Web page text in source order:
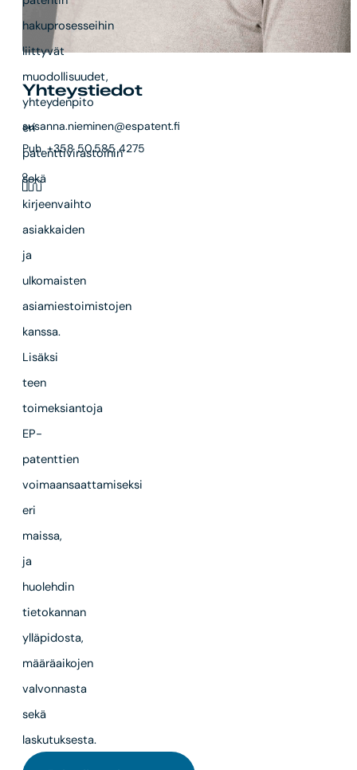
Yhteystiedot
susanna.nieminen@espatent.fi
Puh. +358 50 585 4275
hakuprosesseihin
liittyvät
muodollisuudet,
yhteydenpito
eri
patenttivirastoihin
sekä
kirjeenvaihto
asiakkaiden
ja
ulkomaisten
asiamiestoimistojen
kanssa.
Lisäksi
teen
toimeksiantoja
EP-
patenttien
voimaansaattamiseksi
eri
maissa,
ja
huolehdin
tietokannan
ylläpidosta,
määräaikojen
valvonnasta
sekä
laskutuksesta.